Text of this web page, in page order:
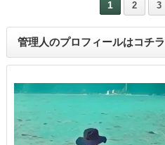
1 2 3
管理人のプロフィールはコチラ